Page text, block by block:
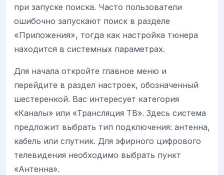
при запуске поиска. Часто пользователи
ошибочно запускают поиск в разделе
«Приложения», тогда как настройка тюнера
находится в системных параметрах.
Для начала откройте главное меню и
перейдите в раздел настроек, обозначенный
шестеренкой. Вас интересует категория
«Каналы» или «Трансляция ТВ». Здесь система
предложит выбрать тип подключения: антенна,
кабель или спутник. Для эфирного цифрового
телевидения необходимо выбрать пункт
«Антенна».